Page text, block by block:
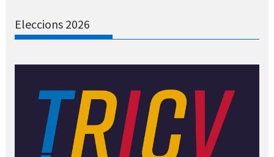
Eleccions 2026